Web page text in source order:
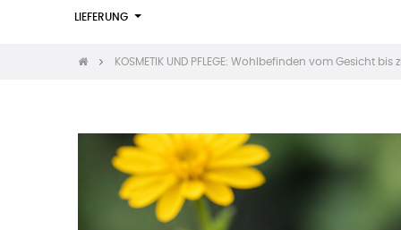
LIEFERUNG
KOSMETIK UND PFLEGE: Wohlbefinden vom Gesicht bis